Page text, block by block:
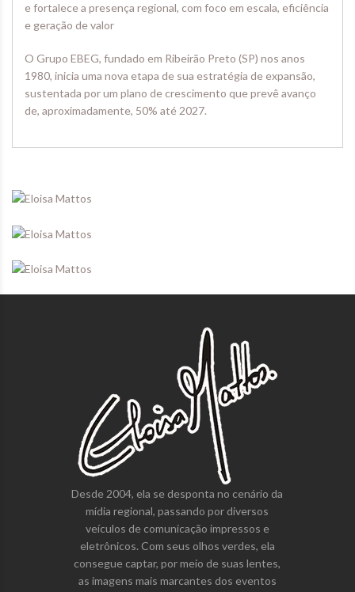
e fortalece a presença regional, com foco em escala, eficiência
e geração de valor
O Grupo EBEG, fundado em Ribeirão Preto (SP) nos anos
1980, inicia uma nova etapa de sua estratégia de expansão,
sustentada por um plano de crescimento que prevê avanço
de, aproximadamente, 50% até 2027.
Desde 2004, ela se desponta no cenário da
mídia regional, passando por diversos
veículos de comunicação impressos e
eletrônicos. Com seus olhos verdes, ela
consegue captar, por meio de suas lentes,
as imagens mais marcantes dos eventos